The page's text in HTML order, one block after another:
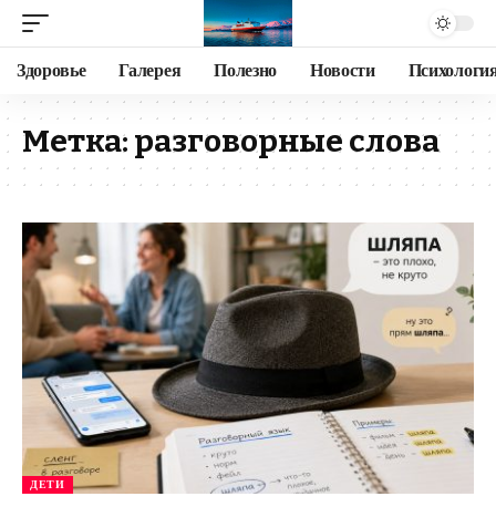
Здоровье Галерея Полезно Новости
Метка: разговорные слова
ДЕТИ